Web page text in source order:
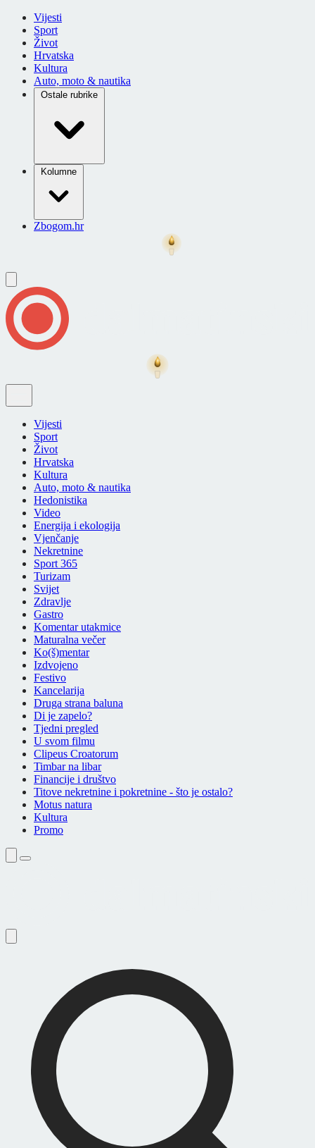
Vijesti
Sport
Život
Hrvatska
Kultura
Auto, moto & nautika
Ostale rubrike
Kolumne
Zbogom.hr
Vijesti
Sport
Život
Hrvatska
Kultura
Auto, moto & nautika
Hedonistika
Video
Energija i ekologija
Vjenčanje
Nekretnine
Sport 365
Turizam
Svijet
Zdravlje
Gastro
Komentar utakmice
Maturalna večer
Ko(š)mentar
Izdvojeno
Festivo
Kancelarija
Druga strana baluna
Di je zapelo?
Tjedni pregled
U svom filmu
Clipeus Croatorum
Timbar na libar
Financije i društvo
Titove nekretnine i pokretnine - što je ostalo?
Motus natura
Kultura
Promo